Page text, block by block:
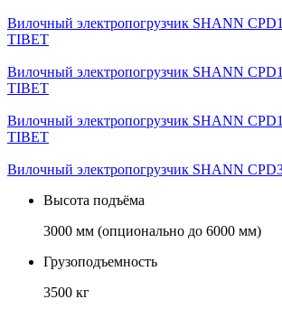
Вилочный электропогрузчик SHANN
TIBET
Вилочный электропогрузчик SHANN
TIBET
Вилочный электропогрузчик SHANN
TIBET
Вилочный электропогрузчик SHANN
Высота подъёма
3000 мм (опционально до 6000 мм)
Грузоподъемность
3500 кг